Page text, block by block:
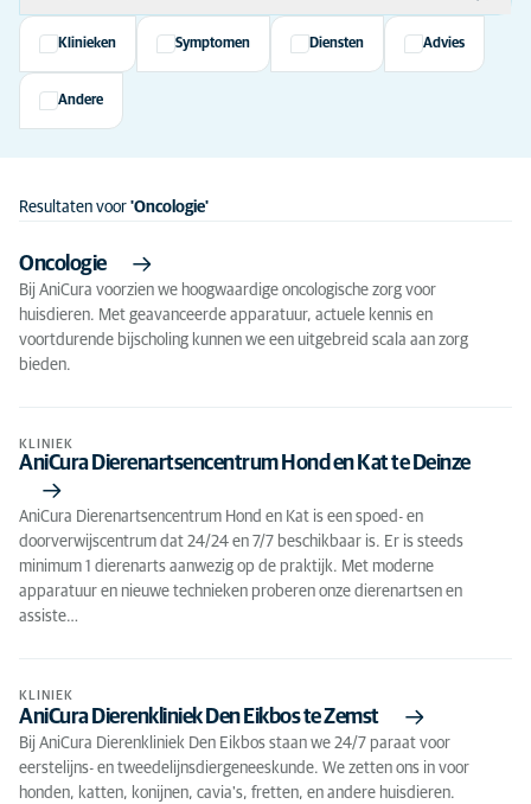
Standaard
Alfabetisch
Klinieken Symptomen Diensten Advies
Andere
Resultaten voor 'Oncologie'
Oncologie
Bij AniCura voorzien we hoogwaardige oncologische zorg voor
huisdieren. Met geavanceerde apparatuur, actuele kennis en
voortdurende bijscholing kunnen we een uitgebreid scala aan zorg
bieden.
KLINIEK
AniCura Dierenartsencentrum Hond en Kat te Deinze
AniCura Dierenartsencentrum Hond en Kat is een spoed- en
doorverwijscentrum dat 24/24 en 7/7 beschikbaar is. Er is steeds
minimum 1 dierenarts aanwezig op de praktijk. Met moderne
apparatuur en nieuwe technieken proberen onze dierenartsen en
assiste…
KLINIEK
AniCura Dierenkliniek Den Eikbos te Zemst
Bij AniCura Dierenkliniek Den Eikbos staan we 24/7 paraat voor
eerstelijns- en tweedelijnsdiergeneeskunde. We zetten ons in voor
honden, katten, konijnen, cavia's, fretten, en andere huisdieren.